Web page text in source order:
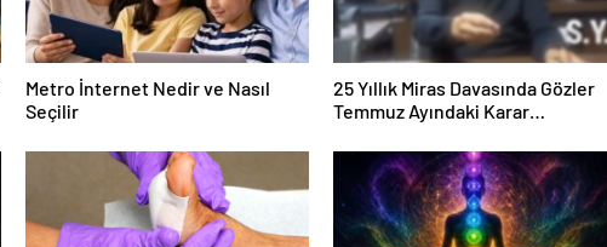
Metro İnternet Nedir ve Nasıl
Seçilir
25 Yıllık Miras Davasında Gözler
Temmuz Ayındaki Karar